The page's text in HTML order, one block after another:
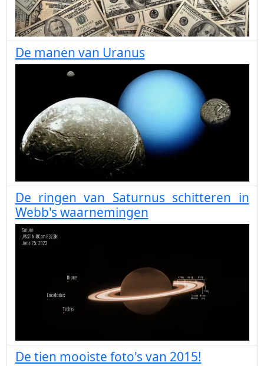
De manen van Uranus
De ringen van Saturnus schitteren in
Webb's waarnemingen
De tien mooiste foto's van 2015!